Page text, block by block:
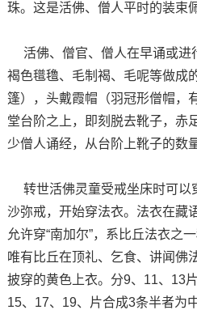
珠。这是活佛、僧人平时的装束
活佛、僧官、僧人在早诵或进
褐色氆氇、毛制褐、毛呢等做成
篷），头戴霞帽（羽冠形僧帽，
堂台阶之上，即刻脱去靴子，赤
少僧人诵经，从台阶上靴子的数
转世活佛灵童受戒坐床时可以
沙弥戒，开始穿法衣。法衣在藏
允许穿“南加尔”，系比丘法衣之
唯有比丘在顶礼、乞食、讲闻佛
披穿的黄色上衣。分9、11、13
15、17、19、片合成3条半者为